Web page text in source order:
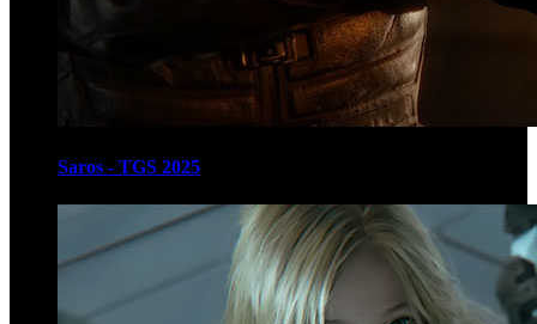
Saros - TGS 2025